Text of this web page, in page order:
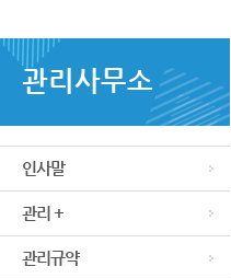
관리사무소
인사말
관리 +
관리규약